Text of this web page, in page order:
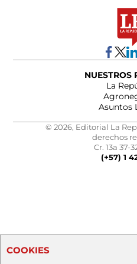
NUESTROS
La
Asuntos
© 2026, Editorial La
derechos
Cr. 13a 37-
(+57) 1
COOKIES